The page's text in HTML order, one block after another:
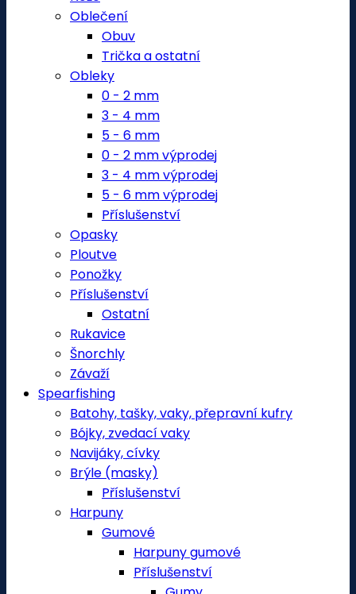
Oblečení
Obuv
Trička a ostatní
Obleky
0 - 2 mm
3 - 4 mm
5 - 6 mm
0 - 2 mm výprodej
3 - 4 mm výprodej
5 - 6 mm výprodej
Příslušenství
Opasky
Ploutve
Ponožky
Příslušenství
Ostatní
Rukavice
Šnorchly
Závaží
Spearfishing
Batohy, tašky, vaky, přepravní kufry
Bójky, zvedací vaky
Navijáky, cívky
Brýle (masky)
Příslušenství
Harpuny
Gumové
Harpuny gumové
Příslušenství